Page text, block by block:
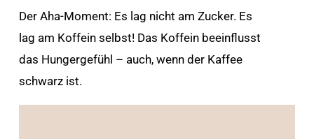
Der Aha-Moment: Es lag nicht am Zucker. Es
lag am Koffein selbst! Das Koffein beeinflusst
das Hungergefühl – auch, wenn der Kaffee
schwarz ist.